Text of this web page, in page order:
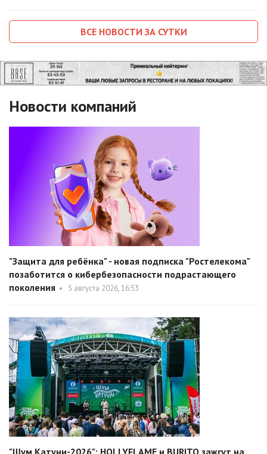
ВСЕ НОВОСТИ ЗА СУТКИ
Новости компаний
"Защита для ребёнка" - новая подписка "Ростелекома"
позаботится о кибербезопасности подрастающего
поколения • 5 августа 2026, 16:53